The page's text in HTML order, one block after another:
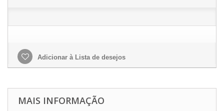
Adicionar à Lista de desejos
MAIS INFORMAÇÃO